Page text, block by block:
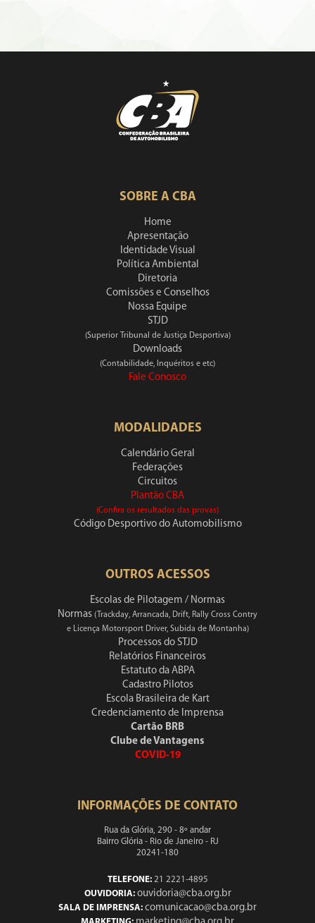
SOBRE A CBA
Home
Apresentação
Identidade Visual
Política Ambiental
Diretoria
Comissões e Conselhos
Nossa Equipe
STJD
(Superior Tribunal de Justiça Desportiva)
Downloads
(Contabilidade, Inquéritos e etc)
Fale Conosco
MODALIDADES
Calendário Geral
Federações
Circuitos
Plantão CBA
(Confira os resultados das provas)
Código Desportivo do Automobilismo
OUTROS ACESSOS
Escolas de Pilotagem / Normas
Normas (Trackday, Arrancada, Drift, Rally Cross Contry
e Licença Motorsport Driver, Subida de Montanha)
Processos do STJD
Relatórios Financeiros
Estatuto da ABPA
Cadastro Pilotos
Escola Brasileira de Kart
Credenciamento de Imprensa
Cartão BRB
Clube de Vantagens
COVID-19
INFORMAÇÕES DE CONTATO
Rua da Glória, 290 - 8º andar
Bairro Glória - Rio de Janeiro - RJ
20241-180
TELEFONE:21 2221-4895
OUVIDORIA: ouvidoria@cba.org.br
SALA DE IMPRENSA: comunicacao@cba.org.br